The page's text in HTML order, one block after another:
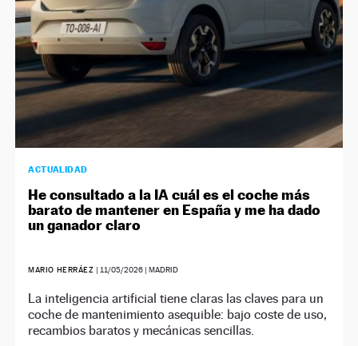
ACTUALIDAD
He consultado a la IA cuál es el coche más
barato de mantener en España y me ha dado
un ganador claro
MARIO HERRÁEZ | 11/05/2026| MADRID
La inteligencia artificial tiene claras las claves para un
coche de mantenimiento asequible: bajo coste de uso,
recambios baratos y mecánicas sencillas.